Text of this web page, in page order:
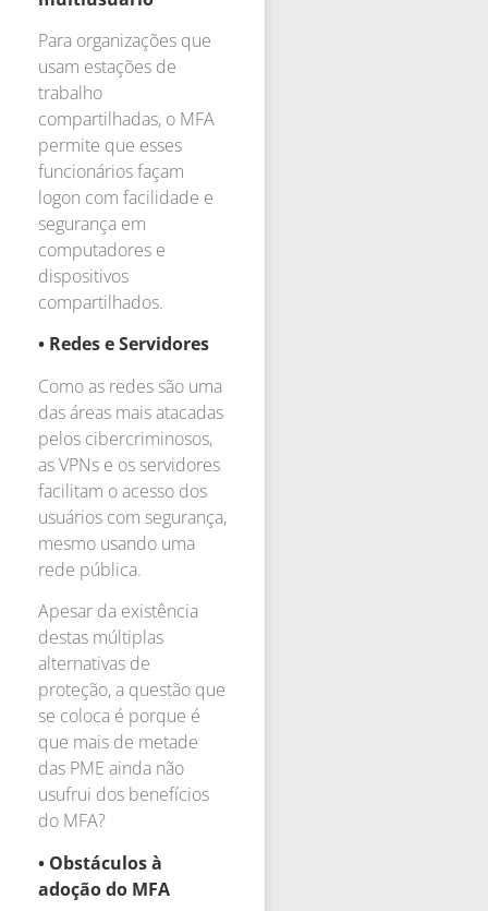
Para organizações que
usam estações de
trabalho
compartilhadas, o MFA
permite que esses
funcionários façam
logon com facilidade e
segurança em
computadores e
dispositivos
compartilhados.
• Redes e Servidores
Como as redes são uma
das áreas mais atacadas
pelos cibercriminosos,
as VPNs e os servidores
facilitam o acesso dos
usuários com segurança,
mesmo usando uma
rede pública.
Apesar da existência
destas múltiplas
alternativas de
proteção, a questão que
se coloca é porque é
que mais de metade
das PME ainda não
usufrui dos benefícios
do MFA?
• Obstáculos à
adoção do MFA